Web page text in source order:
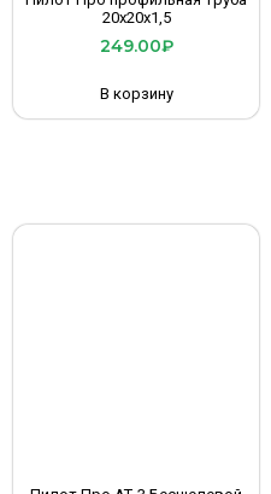
20х20х1,5
249.00₽
В корзину